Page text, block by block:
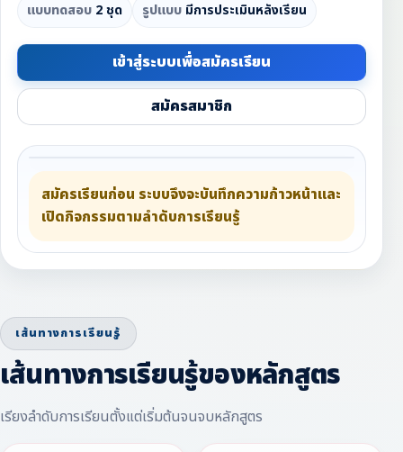
แบบทดสอบ 2 ชุด รูปแบบ มีการประเมินหลังเรียน
เข้าสู่ระบบเพื่อสมัครเรียน
สมัครสมาชิก
สมัครเรียนก่อน ระบบจึงจะบันทึกความก้าวหน้าและ
เปิดกิจกรรมตามลำดับการเรียนรู้
เส้นทางการเรียนรู้
เส้นทางการเรียนรู้ของหลักสูตร
เรียงลำดับการเรียนตั้งแต่เริ่มต้นจนจบหลักสูตร